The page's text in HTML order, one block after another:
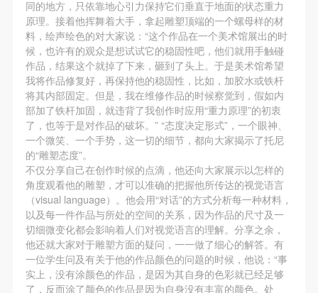
同的地方，只依靠地心引力保持它们垂直于地面的状态重力
原理。接着他挥舞着大手，拿起雕塑顶端的一个螺母样的材
料，绘声绘色的对大家说：“这个作品在一个美术馆展出的时
候，也许有的观众是想试试它的稳固性吧，他们就用手触碰
作品，结果这个就掉了下来，砸到了头上。于是美术馆希望
我将作品修复好，再保持他的稳固性，比如，加胶水或铁杆
将其内部固定。但是，我在维修作品的时候察觉到，假如内
部加了铁杆加固，就违背了我创作时应用“重力原理”的初衷
了，也等于是对作品的破坏。” “态度决定形式”，一个眼神、
一个微笑、一个手势，这一切的细节，都向大家揭示了托尼
的“雕塑态度”。
不仅分享自己在创作时候的点滴，他还向大家展示以怎样的
角度观看他的雕塑，才可以准确的把握他所传达的视觉语言
（visual language）。他会用“对话”的方式分析每一种材料，
以及每一件作品与所处的空间的关系，因为作品的尺寸及一
切细微变化都会影响着人们对视觉语言的理解。分享之余，
他还就大家对于雕塑方面的疑问，一一做了细心的解答。有
一位学生问及有关于他的作品颜色的问题的时候，他说：“事
实上，没有涂颜色的作品，是因为其自身的色彩就已经足够
了，反而涂了颜色的作品是因为自身没有丰富的颜色。处